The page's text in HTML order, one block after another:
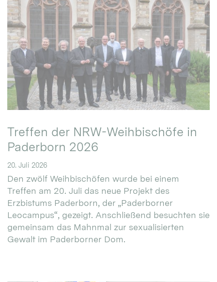
Treffen der NRW-Weihbischöfe in
Paderborn 2026
20. Juli 2026
Den zwölf Weihbischöfen wurde bei einem
Treffen am 20. Juli das neue Projekt des
Erzbistums Paderborn, der „Paderborner
Leocampus“, gezeigt. Anschließend besuchten sie
gemeinsam das Mahnmal zur sexualisierten
Gewalt im Paderborner Dom.